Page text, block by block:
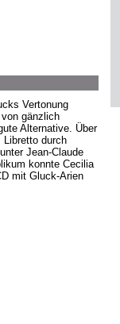
Vertonung
gänzlich
Alternative. Über
Libretto durch
Jean-Claude
konnte Cecilia
mit Gluck-Arien